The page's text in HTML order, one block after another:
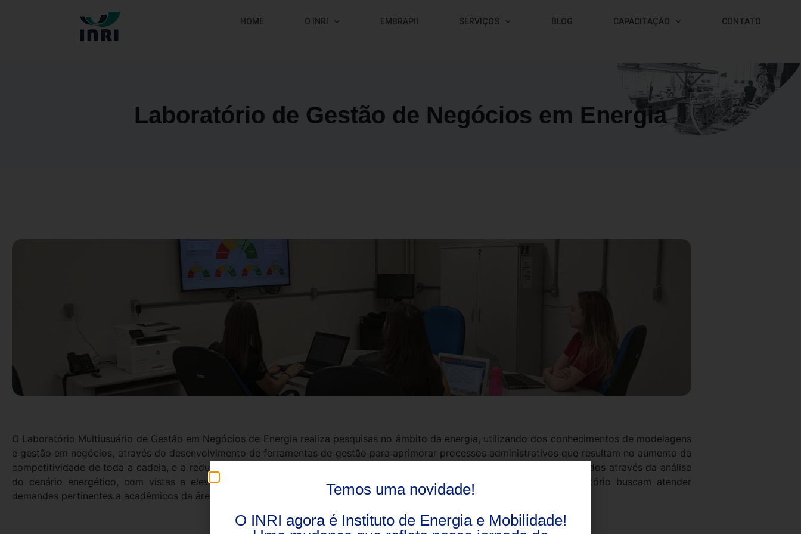
HOME O INRI EMBRAPII SERVIÇOS BLOG CAPACITAÇÃO CONTATO
Laboratório de Gestão de Negócios em Energia
O Laboratório Multiusuário de Gestão em Negócios de Energia realiza pesquisas no âmbito da energia, utilizando dos conhecimentos de modelagens
e gestão em negócios, através do desenvolvimento de ferramentas de gestão para aprimorar processos administrativos que resultam no aumento da
competitividade de toda a cadeia, e a redução de perdas técnicas e comerciais para todo o setor. Os estudos são desenvolvidos através da análise
do cenário energético, com vistas a elevar a competitividade e a inovação do setor. Os projetos associados ao laboratório buscam atender
demandas pertinentes a acadêmicos da área, a sociedade e as empresas do ramo de energia.
Temos uma novidade!
O INRI agora é Instituto de Energia e Mobilidade!